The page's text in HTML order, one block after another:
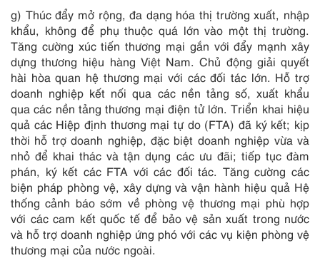
g) Thúc đẩy mở rộng, đa dạng hóa thị trường xuất, nhập
khẩu, không để phụ thuộc quá lớn vào một thị trường.
Tăng cường xúc tiến thương mại gắn với đẩy mạnh xây
dựng thương hiệu hàng Việt Nam. Chủ động giải quyết
hài hòa quan hệ thương mại với các đối tác lớn. Hỗ trợ
doanh nghiệp kết nối qua các nền tảng số, xuất khẩu
qua các nền tảng thương mại điện tử lớn. Triển khai hiệu
quả các Hiệp định thương mại tự do (FTA) đã ký kết; kịp
thời hỗ trợ doanh nghiệp, đặc biệt doanh nghiệp vừa và
nhỏ để khai thác và tận dụng các ưu đãi; tiếp tục đàm
phán, ký kết các FTA với các đối tác. Tăng cường các
biện pháp phòng vệ, xây dựng và vận hành hiệu quả Hệ
thống cảnh báo sớm về phòng vệ thương mại phù hợp
với các cam kết quốc tế để bảo vệ sản xuất trong nước
và hỗ trợ doanh nghiệp ứng phó với các vụ kiện phòng vệ
thương mại của nước ngoài.